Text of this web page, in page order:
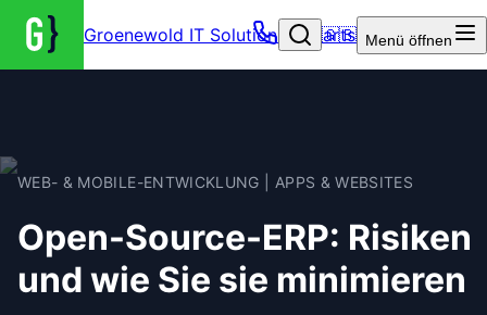
Groenewold IT Solutions – Startseite
🇬🇧 Menü öffnen
WEB- & MOBILE-ENTWICKLUNG | APPS & WEBSITES
Open-Source-ERP: Risiken
und wie Sie sie minimieren